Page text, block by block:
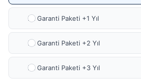
Ek Garanti Paketi +1 Yıl
Ek Garanti Paketi +2 Yıl
Ek Garanti Paketi +3 Yıl